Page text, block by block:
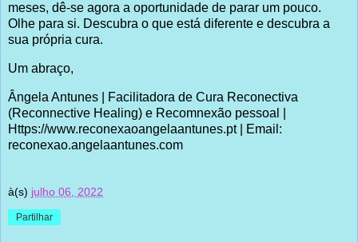
meses, dê-se agora a oportunidade de parar um pouco.
Olhe para si. Descubra o que está diferente e descubra a
sua própria cura.
Um abraço,
Ângela Antunes | Facilitadora de Cura Reconectiva
(Reconnective Healing) e Recomnexão pessoal |
Https://www.reconexaoangelaantunes.pt | Email:
reconexao.angelaantunes.com
à(s) julho 06, 2022
Partilhar